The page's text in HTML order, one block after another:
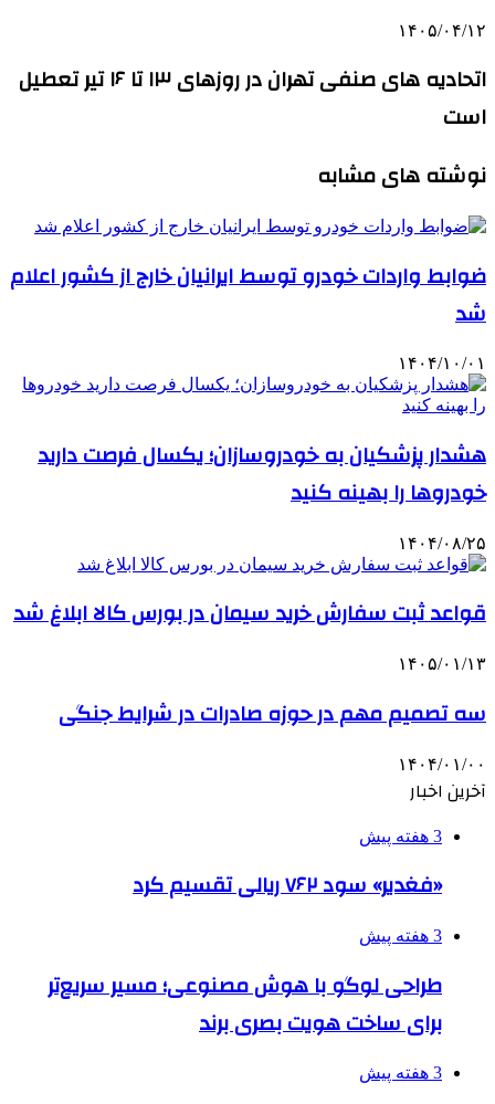
۱۴۰۵/۰۴/۱۲
اتحادیه های صنفی تهران در روزهای ۱۳ تا ۱۶ تیر تعطیل
است
نوشته های مشابه
ضوابط واردات خودرو توسط ایرانیان خارج از کشور اعلام
شد
۱۴۰۴/۱۰/۰۱
هشدار پزشکیان به خودروسازان؛ یکسال فرصت دارید
خودروها را بهینه کنید
۱۴۰۴/۰۸/۲۵
قواعد ثبت سفارش خرید سیمان در بورس کالا ابلاغ شد
۱۴۰۵/۰۱/۱۳
سه تصمیم مهم در حوزه صادرات در شرایط جنگی
۱۴۰۴/۰۱/۰۰
آخرین اخبار
3 هفته پیش
«فغدیر» سود ۷۶۲ ریالی تقسیم کرد
3 هفته پیش
طراحی لوگو با هوش مصنوعی؛ مسیر سریع‌تر
برای ساخت هویت بصری برند
3 هفته پیش